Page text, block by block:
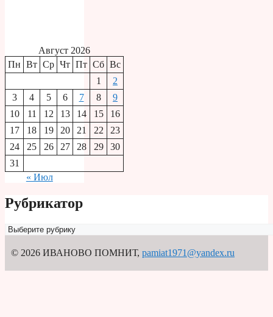
Август 2026
Пн Вт Ср Чт Пт Сб Вс
1
2
3
4 5 6 7 8
9
10
11 12 13 14 15
16
17
18 19 20 21 22
23
24
25 26 27 28 29
30
31
« Июл
Рубрикатор
Рубрикатор
© 2026 ИВАНОВО ПОМНИТ, pamiat1971@yandex.ru